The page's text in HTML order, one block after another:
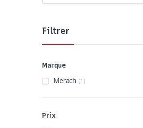
Filtrer
Marque
Merach (1)
Prix